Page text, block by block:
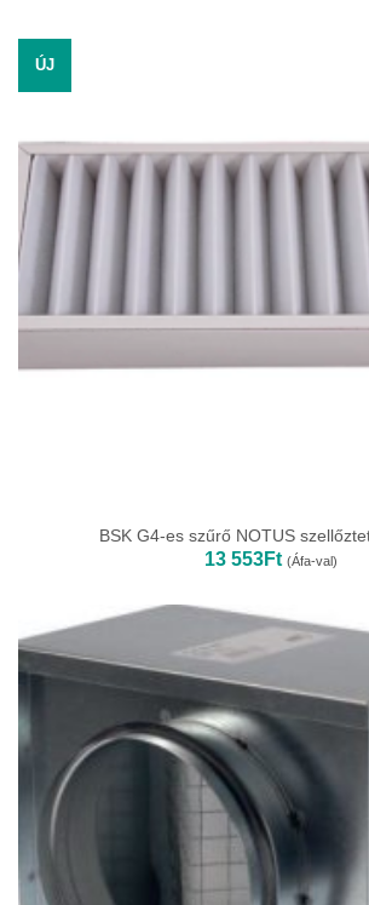
ÚJ
BSK G4-es szűrő NOTUS
13 553Ft (Áfa-val)